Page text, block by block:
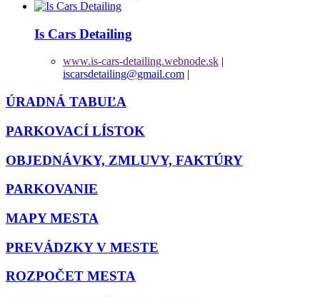
Is Cars Detailing
www.is-cars-detailing.webnode.sk |
iscarsdetailing@gmail.com |
ÚRADNÁ TABUĽA
PARKOVACÍ LÍSTOK
OBJEDNÁVKY, ZMLUVY, FAKTÚRY
PARKOVANIE
MAPY MESTA
PREVÁDZKY V MESTE
ROZPOČET MESTA